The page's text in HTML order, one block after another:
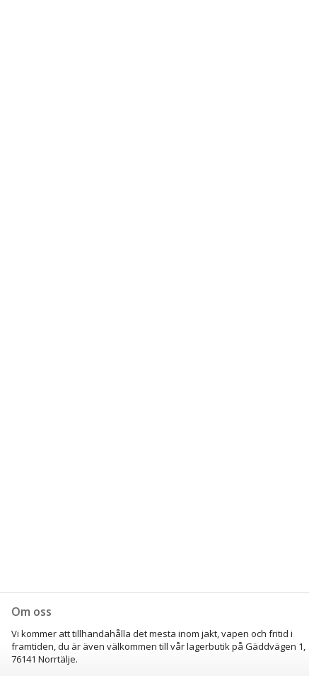
Om oss
Vi kommer att tillhandahålla det mesta inom jakt, vapen och fritid i
framtiden, du är även välkommen till vår lagerbutik på Gäddvägen 1,
76141 Norrtälje.